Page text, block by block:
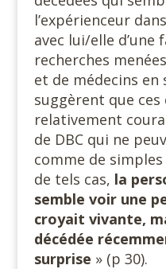
l’expérienceur
avec lui/elle
recherches
et de médecins
suggèrent que
relativement
de DBC qui ne
comme de
de tels cas, la
semble voir une
croyait vivante,
décédée
surprise » (p 30).